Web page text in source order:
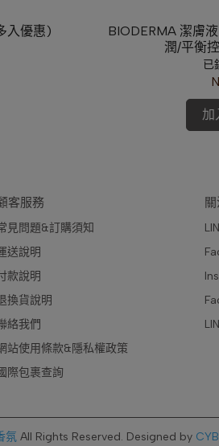
入優惠)
BIODERMA 潔膚
潤/平衡
已
加
客服務
見問題&訂購須知
送說明
款說明
換貨說明
絡我們
站使用條款&隱私權政策
際包裹查詢
氛 All Rights Reserved. Designed by